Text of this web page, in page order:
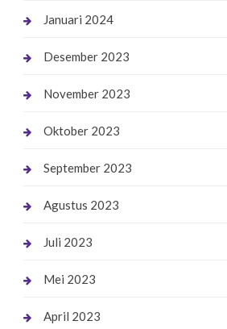
Januari 2024
Desember 2023
November 2023
Oktober 2023
September 2023
Agustus 2023
Juli 2023
Mei 2023
April 2023